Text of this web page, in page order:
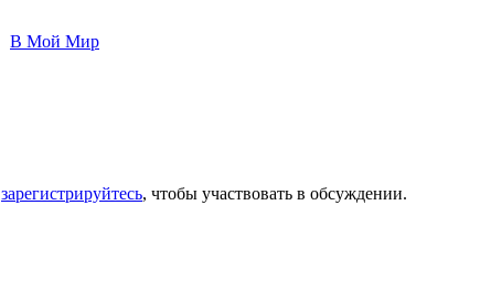
В Мой Мир
зарегистрируйтесь, чтобы участвовать в обсуждении.